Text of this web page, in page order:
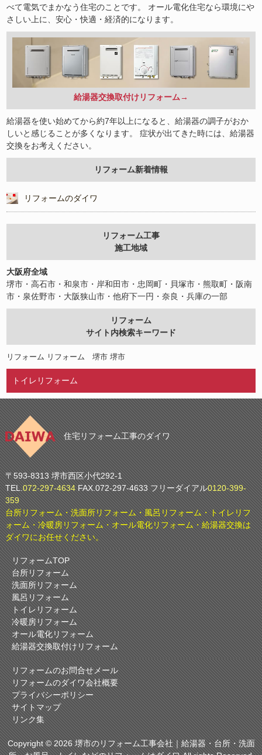
べて電気でまかなう住宅のことです。 オール電化住宅なら環境にや
さしい上に、安心・快適・経済的になります。
給湯器交換取付けリフォーム→
給湯器を使い始めてから約7年以上になると、給湯器の調子がおか
しいと感じることが多くなります。 症状が出てきた時には、給湯器
交換をお考えください。
リフォーム新着情報
リフォームのダイワ
リフォーム工事
施工地域
大阪府全域
堺市・高石市・和泉市・岸和田市・忠岡町・貝塚市・熊取町・阪南
市・泉佐野市・大阪狭山市・他府下一円・奈良・兵庫の一部
リフォーム
サイト内検索キーワード
リフォーム リフォーム 堺市 堺市
トイレリフォーム
住宅リフォーム工事のダイワ
〒593-8313 堺市西区小代292-1
TEL.072-297-4634FAX.072-297-4633 フリーダイアル0120-399-
359
台所リフォーム・洗面所リフォーム・風呂リフォーム・トイレリフ
ォーム・冷暖房リフォーム・オール電化リフォーム・給湯器交換は
ダイワにお任せください。
リフォームTOP
台所リフォーム
洗面所リフォーム
風呂リフォーム
トイレリフォーム
冷暖房リフォーム
オール電化リフォーム
給湯器交換取付けリフォーム
リフォームのお問合せメール
リフォームのダイワ会社概要
プライバシーポリシー
サイトマップ
リンク集
Copyright © 2026 堺市のリフォーム工事会社｜給湯器・台所・洗面